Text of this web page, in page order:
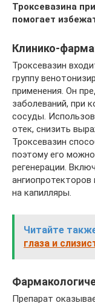
Троксевазина
помогает
Клинико-
Троксевазин
группу
применения. Он
заболеваний, при
сосуды.
отек, снизить
Троксевазин
поэтому его
регенерации.
на капилляры.
Читайте
глаза и
Препарат